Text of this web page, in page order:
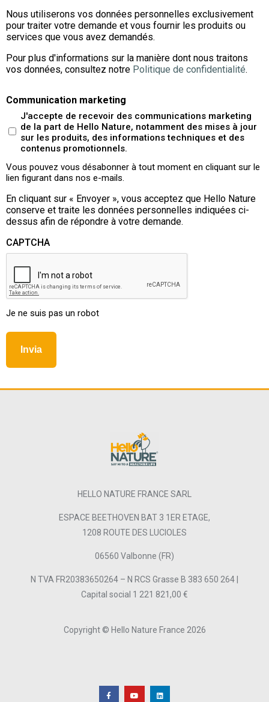
Nous utiliserons vos données personnelles exclusivement
pour traiter votre demande et vous fournir les produits ou
services que vous avez demandés.
Pour plus d'informations sur la manière dont nous traitons
vos données, consultez notre Politique de confidentialité.
Communication marketing
J'accepte de recevoir des communications marketing
de la part de Hello Nature, notamment des mises à jour
sur les produits, des informations techniques et des
contenus promotionnels.
Vous pouvez vous désabonner à tout moment en cliquant sur le
lien figurant dans nos e-mails.
En cliquant sur « Envoyer », vous acceptez que Hello Nature
conserve et traite les données personnelles indiquées ci-
dessus afin de répondre à votre demande.
CAPTCHA
Je ne suis pas un robot
HELLO NATURE FRANCE SARL
ESPACE BEETHOVEN BAT 3 1ER ETAGE,
1208 ROUTE DES LUCIOLES
06560 Valbonne (FR)
N TVA FR20383650264 – N RCS Grasse B 383 650 264 |
Capital social 1 221 821,00 €
Copyright © Hello Nature France 2026